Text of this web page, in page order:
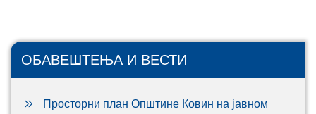
ОБАВЕШТЕЊА И ВЕСТИ
Просторни план Општине Ковин на јавном